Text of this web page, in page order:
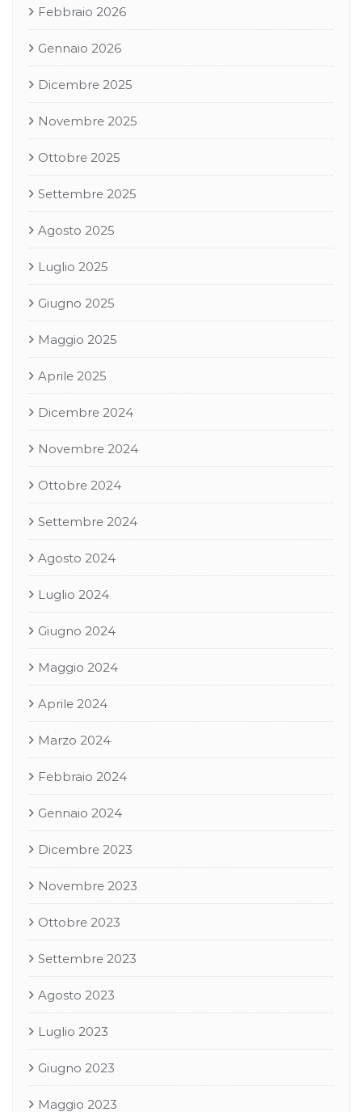
Febbraio 2026
Gennaio 2026
Dicembre 2025
Novembre 2025
Ottobre 2025
Settembre 2025
Agosto 2025
Luglio 2025
Giugno 2025
Maggio 2025
Aprile 2025
Dicembre 2024
Novembre 2024
Ottobre 2024
Settembre 2024
Agosto 2024
Luglio 2024
Giugno 2024
Maggio 2024
Aprile 2024
Marzo 2024
Febbraio 2024
Gennaio 2024
Dicembre 2023
Novembre 2023
Ottobre 2023
Settembre 2023
Agosto 2023
Luglio 2023
Giugno 2023
Maggio 2023